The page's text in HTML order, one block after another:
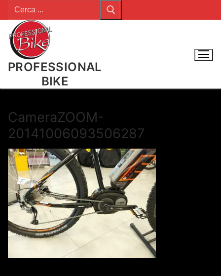
al
contenuto
PROFESSIONAL
BIKE
CameraZOOM-
20141006093506287